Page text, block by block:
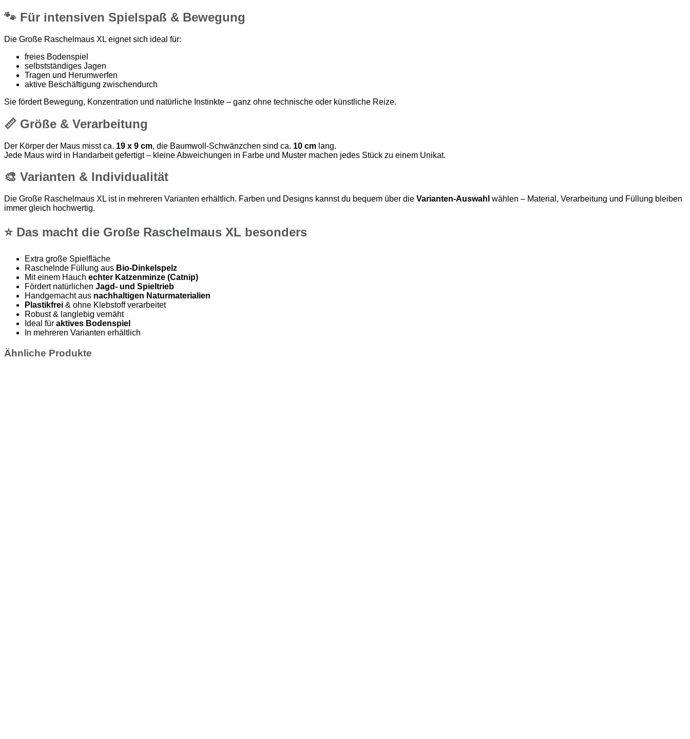
🐾 Für intensiven Spielspaß & Bewegung
Die Große Raschelmaus XL eignet sich ideal für:
freies Bodenspiel
selbstständiges Jagen
Tragen und Herumwerfen
aktive Beschäftigung zwischendurch
Sie fördert Bewegung, Konzentration und natürliche Instinkte – ganz ohne technische oder künstliche Reize.
📏 Größe & Verarbeitung
Der Körper der Maus misst ca. 19 x 9 cm, die Baumwoll-Schwänzchen sind ca. 10 cm lang.
Jede Maus wird in Handarbeit gefertigt – kleine Abweichungen in Farbe und Muster machen jedes Stück zu einem Unikat.
🎨 Varianten & Individualität
Die Große Raschelmaus XL ist in mehreren Varianten erhältlich. Farben und Designs kannst du bequem über die Varianten-Auswahl wählen – Material, Verarbeitung und Füllung bleiben
immer gleich hochwertig.
⭐ Das macht die Große Raschelmaus XL besonders
Extra große Spielfläche
Raschelnde Füllung aus Bio-Dinkelspelz
Mit einem Hauch echter Katzenminze (Catnip)
Fördert natürlichen Jagd- und Spieltrieb
Handgemacht aus nachhaltigen Naturmaterialien
Plastikfrei & ohne Klebstoff verarbeitet
Robust & langlebig vernäht
Ideal für aktives Bodenspiel
In mehreren Varianten erhältlich
Ähnliche Produkte